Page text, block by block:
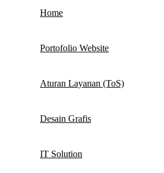
Home
Portofolio Website
Aturan Layanan (ToS)
Desain Grafis
IT Solution